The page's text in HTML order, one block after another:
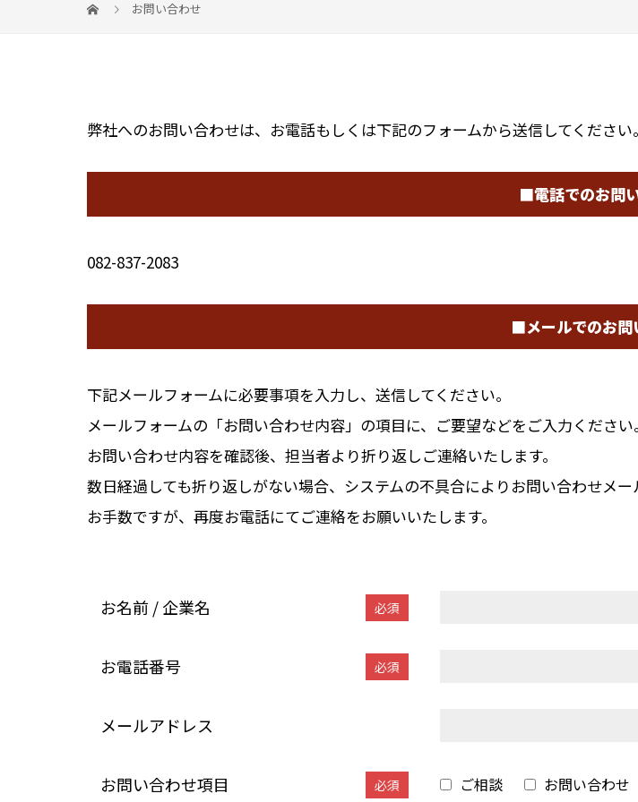
お問い合わせ
弊社へのお問い合わせは、お電話もしくは下記のフォームから送信してください。
■電話でのお問
082-837-2083
■メールでのお問
下記メールフォームに必要事項を入力し、送信してください。
メールフォームの「お問い合わせ内容」の項目に、ご要望などをご入力ください。
お問い合わせ内容を確認後、担当者より折り返しご連絡いたします。
数日経過しても折り返しがない場合、システムの不具合によりお問い合わせメー
お手数ですが、再度お電話にてご連絡をお願いいたします。
お名前 / 企業名 必須
お電話番号 必須
メールアドレス
お問い合わせ項目 必須 ご相談 お問い合わせ